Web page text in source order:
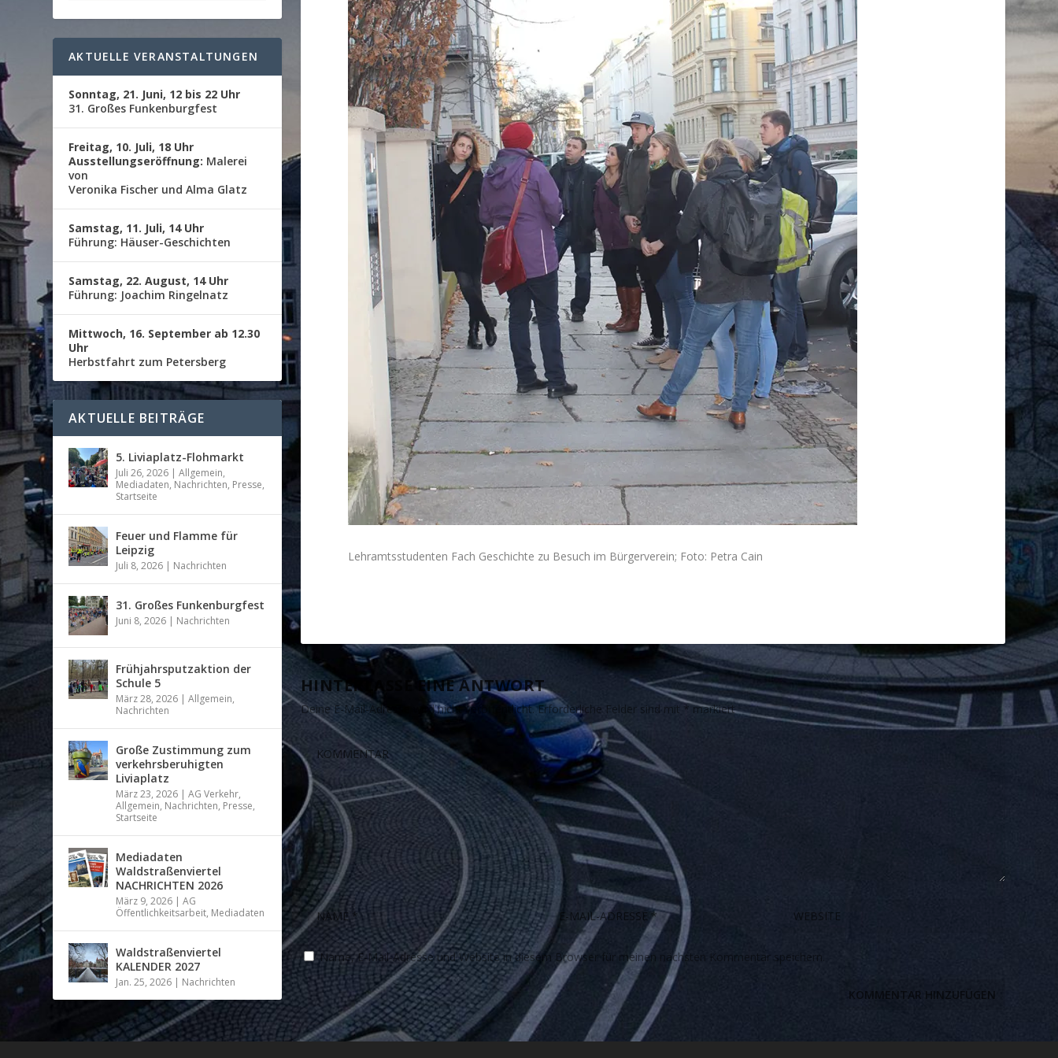
Lehramtsstudenten Fach Geschichte zu Besuch im Bürgerverein; Foto: Petra Cain
HINTERLASSE EINE ANTWORT
Deine E-Mail-Adresse wird nicht veröffentlicht. Erforderliche Felder sind mit *markiert
Name, E-Mail-Adresse und Website in diesem Browser für meinen nächsten Kommentar speichern.
AKTUELLE VERANSTALTUNGEN
Sonntag, 21. Juni, 12 bis 22 Uhr
31. Großes Funkenburgfest
Freitag, 10. Juli, 18 Uhr
Ausstellungseröffnung: Malerei
von
Veronika Fischer und Alma Glatz
Samstag, 11. Juli, 14 Uhr
Führung: Häuser-Geschichten
Samstag, 22. August, 14 Uhr
Führung: Joachim Ringelnatz
Mittwoch, 16. September ab 12.30
Uhr
Herbstfahrt zum Petersberg
AKTUELLE BEITRÄGE
5. Liviaplatz-Flohmarkt
Juli 26, 2026 |Allgemein,
Mediadaten, Nachrichten, Presse,
Startseite
Feuer und Flamme für
Leipzig
Juli 8, 2026 | Nachrichten
31. Großes Funkenburgfest
Juni 8, 2026 | Nachrichten
Frühjahrsputzaktion der
Schule 5
März 28, 2026 |Allgemein,
Nachrichten
Große Zustimmung zum
verkehrsberuhigten
Liviaplatz
März 23, 2026 |AG Verkehr,
Allgemein, Nachrichten, Presse,
Startseite
Mediadaten
Waldstraßenviertel
NACHRICHTEN 2026
März 9, 2026 |AG
Öffentlichkeitsarbeit, Mediadaten
Waldstraßenviertel
KALENDER 2027
Jan. 25, 2026 | Nachrichten